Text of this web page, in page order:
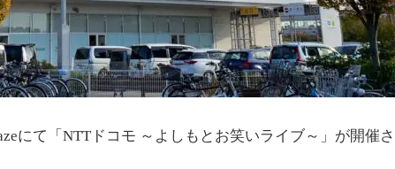
にて「NTTドコモ ～よしもとお笑いライブ～」が開催さ